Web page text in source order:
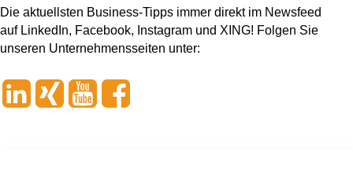
Die aktuellsten Business-Tipps immer direkt im Newsfeed
auf LinkedIn, Facebook, Instagram und XING! Folgen Sie
unseren Unternehmensseiten unter: